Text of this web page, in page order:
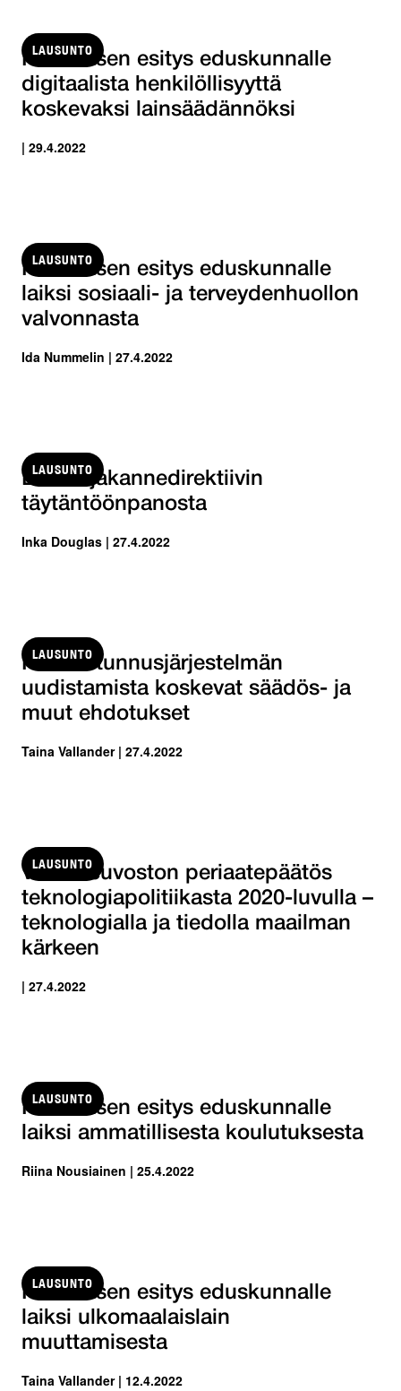
LAUSUNTO
Hallituksen esitys eduskunnalle
digitaalista henkilöllisyyttä
koskevaksi lainsäädännöksi
| 29.4.2022
LAUSUNTO
Hallituksen esitys eduskunnalle
laiksi sosiaali- ja terveydenhuollon
valvonnasta
Ida Nummelin | 27.4.2022
LAUSUNTO
Edustajakannedirektiivin
täytäntöönpanosta
Inka Douglas | 27.4.2022
LAUSUNTO
Henkilötunnusjärjestelmän
uudistamista koskevat säädös- ja
muut ehdotukset
Taina Vallander | 27.4.2022
LAUSUNTO
Valtioneuvoston periaatepäätös
teknologiapolitiikasta 2020-luvulla –
teknologialla ja tiedolla maailman
kärkeen
| 27.4.2022
LAUSUNTO
Hallituksen esitys eduskunnalle
laiksi ammatillisesta koulutuksesta
Riina Nousiainen | 25.4.2022
LAUSUNTO
Hallituksen esitys eduskunnalle
laiksi ulkomaalaislain
muuttamisesta
Taina Vallander | 12.4.2022